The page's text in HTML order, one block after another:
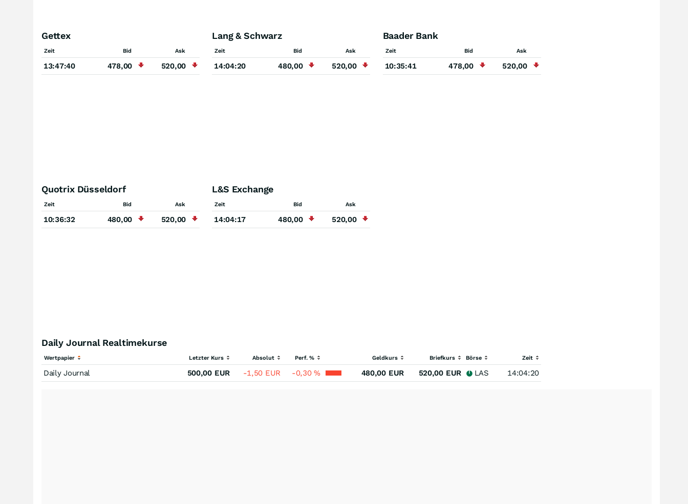
Gettex
Zeit Bid Ask
13:47:40 478,00 520,00
Lang & Schwarz
Zeit Bid Ask
14:04:20 480,00 520,00
Baader Bank
Zeit Bid Ask
10:35:41 478,00 520,00
Quotrix Düsseldorf
Zeit Bid Ask
10:36:32 480,00 520,00
L&S Exchange
Zeit Bid Ask
14:04:17 480,00 520,00
Daily Journal Realtimekurse
Wertpapier Letzter Kurs Absolut Perf. % Geldkurs Briefkurs Börse Zeit
Daily Journal 500,00 EUR -1,50 EUR -0,30% 480,00 EUR 520,00 EUR LAS 14:04:20